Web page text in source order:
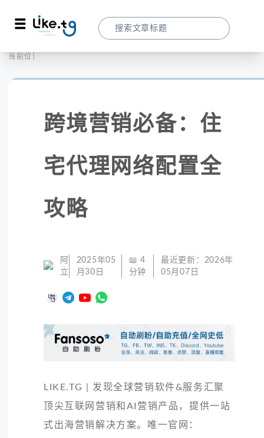
当前位置：
跨境营销必备：住
宅代理网络配置全
攻略
阿
立
2025年05
月30日
📖 4
分钟
最近更新： 2026年
05月07日
LIKE.TG | 发现全球营销软件&服务汇聚
顶尖互联网营销和AI营销产品，提供一站
式出海营销解决方案。唯一官网：